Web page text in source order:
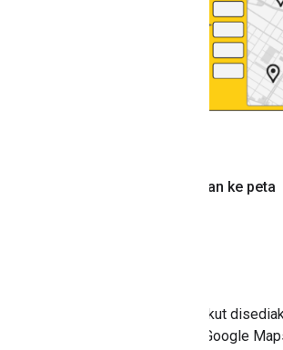
Ditautkan ke peta
Panduan dan contoh integrasi berikut
untuk tidak menggunakan Konten Google